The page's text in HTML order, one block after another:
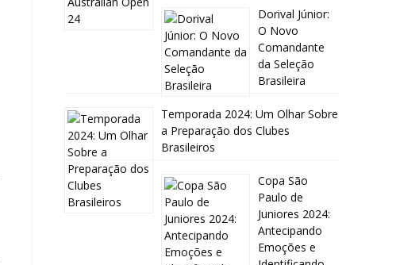
Dorival Júnior:
O Novo
Comandante
da Seleção
Brasileira
Temporada 2024: Um Olhar Sobre
a Preparação dos Clubes
Brasileiros
Copa São
Paulo de
Juniores 2024:
Antecipando
Emoções e